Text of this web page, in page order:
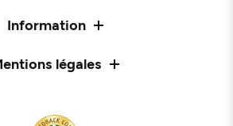
Information
légales